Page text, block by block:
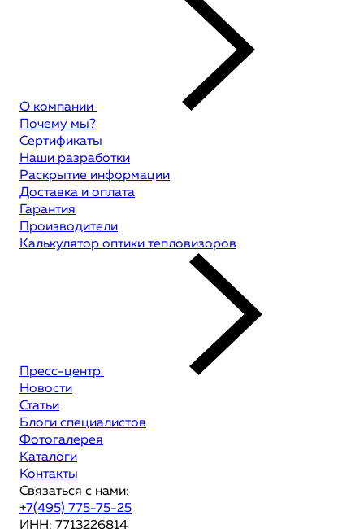
О компании
Почему мы?
Сертификаты
Наши разработки
Раскрытие информации
Доставка и оплата
Гарантия
Производители
Калькулятор оптики тепловизоров
Пресс-центр
Новости
Статьи
Блоги специалистов
Фотогалерея
Каталоги
Контакты
Связаться с нами:
+7(495) 775-75-25
ИНН: 7713226814